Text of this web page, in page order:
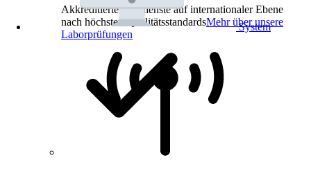
System
Akkreditierte Prüfdienste auf internationaler Ebene
nach höchsten QualitätsstandardsMehr über unsere
Laborprüfungen